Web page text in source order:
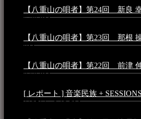
【八重山の唄者】第24回 新良
5:29 PM
【八重山の唄者】第23回 那根
PM
【八重山の唄者】第22回 前津
7:50 PM
[ レポート ] 音楽民族 +
月25日 - 9:13 PM